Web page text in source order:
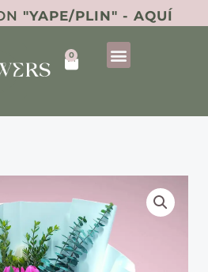
"YAPE/PLIN" - AQUÍ
0
Cart